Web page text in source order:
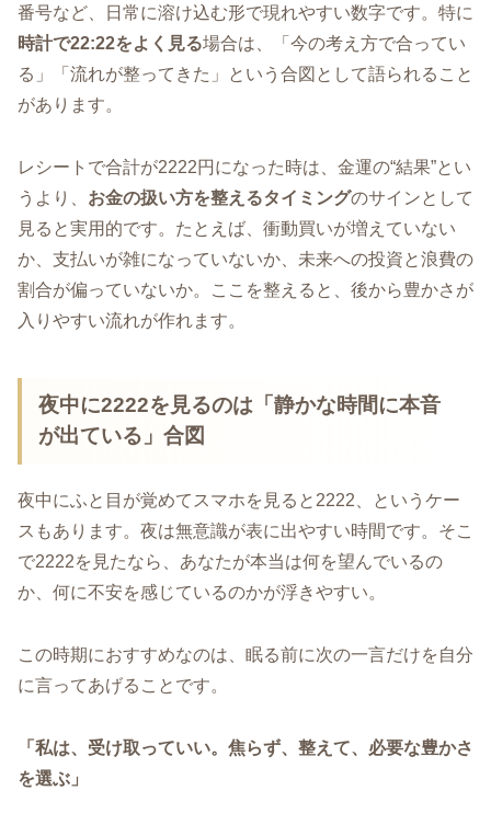
番号など、日常に溶け込む形で現れやすい数字です。特に
時計で22:22をよく見る場合は、「今の考え方で合ってい
る」「流れが整ってきた」という合図として語られること
があります。
レシートで合計が2222円になった時は、金運の“結果”とい
うより、 お金の扱い方を整えるタイミングのサインとして
見ると実用的です。たとえば、衝動買いが増えていない
か、支払いが雑になっていないか、未来への投資と浪費の
割合が偏っていないか。ここを整えると、後から豊かさが
入りやすい流れが作れます。
夜中に2222を見るのは「静かな時間に本音
が出ている」合図
夜中にふと目が覚めてスマホを見ると2222、というケー
スもあります。夜は無意識が表に出やすい時間です。そこ
で2222を見たなら、あなたが本当は何を望んでいるの
か、何に不安を感じているのかが浮きやすい。
この時期におすすめなのは、眠る前に次の一言だけを自分
に言ってあげることです。
「私は、受け取っていい。焦らず、整えて、必要な豊かさ
を選ぶ」